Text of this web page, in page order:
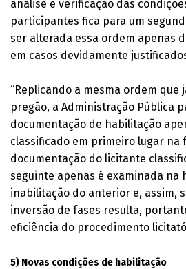
análise e verificação das
participantes fica para um
ser alterada essa ordem apenas
em casos devidamente
“Replicando a mesma ordem que
pregão, a Administração Pública
documentação de habilitação
classificado em primeiro lugar na
documentação do licitante
seguinte apenas é examinada na
inabilitação do anterior e, assim,
inversão de fases resulta,
eficiência do procedimento
5) Novas condições de habilitação